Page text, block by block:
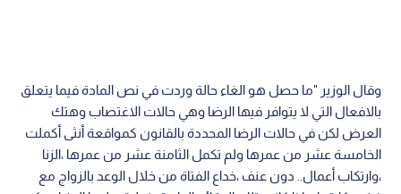
وقال الوزير "ما حصل هو الغاء حالة وردت في نص المادة فيما يتعلق
بالافعال التي لا يتوافر فيها الرضا وهي حالات الاغتصاب وهتك
العرض لكن في حالات الرضا المحددة بالقانون كمواقعة أنثى أكملت
الخامسة عشر من عمرها ولم تكمل الثامنة عشر من عمرها ،الزنا
،وارتكاب أعمال.. دون عنف ،خداع الفتاة من خلال الوعد بالزواج مع